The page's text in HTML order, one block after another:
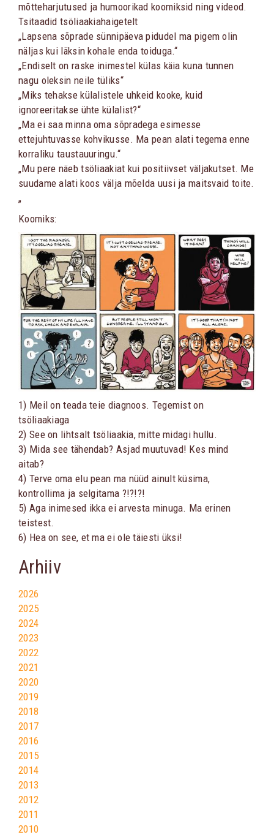
mõtteharjutused ja humoorikad koomiksid ning videod.
Tsitaadid tsöliaakiahaigetelt
„Lapsena sõprade sünnipäeva pidudel ma pigem olin
näljas kui läksin kohale enda toiduga.“
„Endiselt on raske inimestel külas käia kuna tunnen
nagu oleksin neile tüliks“
„Miks tehakse külalistele uhkeid kooke, kuid
ignoreeritakse ühte külalist?“
„Ma ei saa minna oma sõpradega esimesse
ettejuhtuvasse kohvikusse. Ma pean alati tegema enne
korraliku taustauuringu.“
„Mu pere näeb tsöliaakiat kui positiivset väljakutset. Me
suudame alati koos välja mõelda uusi ja maitsvaid toite.
„
Koomiks:
1) Meil on teada teie diagnoos. Tegemist on
tsöliaakiaga
2) See on lihtsalt tsöliaakia, mitte midagi hullu.
3) Mida see tähendab? Asjad muutuvad! Kes mind
aitab?
4) Terve oma elu pean ma nüüd ainult küsima,
kontrollima ja selgitama ?!?!?!
5) Aga inimesed ikka ei arvesta minuga. Ma erinen
teistest.
6) Hea on see, et ma ei ole täiesti üksi!
Arhiiv
2026
2025
2024
2023
2022
2021
2020
2019
2018
2017
2016
2015
2014
2013
2012
2011
2010